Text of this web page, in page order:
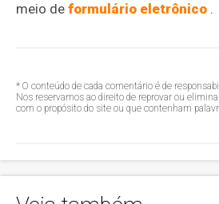
meio deformulário eletrônico .
* O conteúdo de cada comentário é de
Nos reservamos ao direito de reprovar ou
com o propósito do site ou que contenham